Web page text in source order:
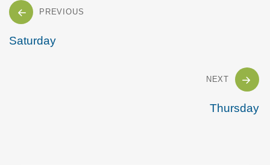
Navigation
de
PREVIOUS
Saturday
NEXT
Thursday